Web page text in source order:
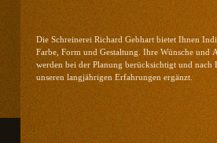
Die Schreinerei Richard Gebhart bietet Ihnen
Farbe, Form und Gestaltung. Ihre Wünsche und
werden bei der Planung berücksichtigt und nach
unseren langjährigen Erfahrungen ergänzt.